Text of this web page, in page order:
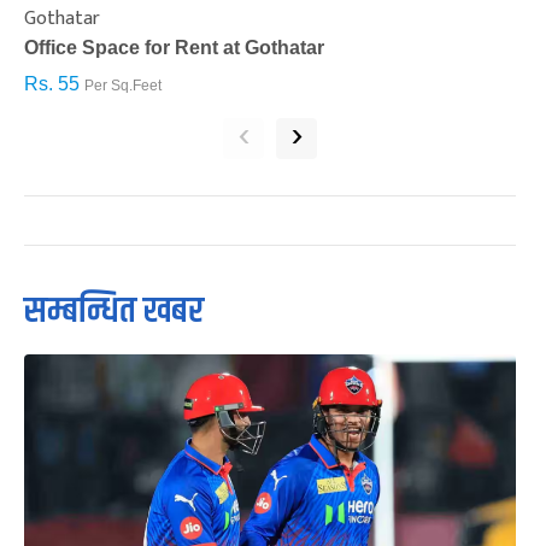
Gothatar
Office Space for Rent at Gothatar
Rs. 55 Per Sq.Feet
‹ ›
सम्बन्धित खबर